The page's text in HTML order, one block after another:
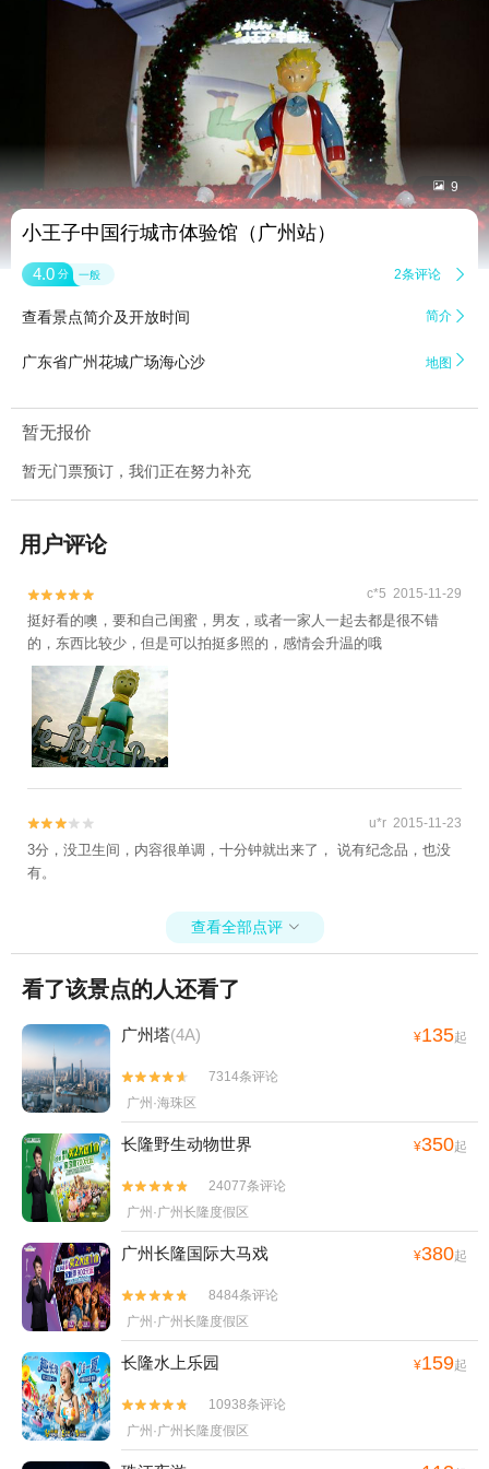
 9
小王子中国行城市体验馆（广州站）
4.0 分 一般 2条评论 
查看景点简介及开放时间 简介 
广东省广州花城广场海心沙 地图 
暂无报价
暂无门票预订，我们正在努力补充
用户评论

 c*5 2015-11-29
挺好看的噢，要和自己闺蜜，男友，或者一家人一起去都是很不错
的，东西比较少，但是可以拍挺多照的，感情会升温的哦

 u*r 2015-11-23
3分，没卫生间，内容很单调，十分钟就出来了， 说有纪念品，也没
有。
查看全部点评 
看了该景点的人还看了
广州塔(4A) ¥135起


7314条评论
广州·海珠区
长隆野生动物世界 ¥350起


24077条评论
广州·广州长隆度假区
广州长隆国际大马戏 ¥380起


8484条评论
广州·广州长隆度假区
长隆水上乐园 ¥159起


10938条评论
广州·广州长隆度假区